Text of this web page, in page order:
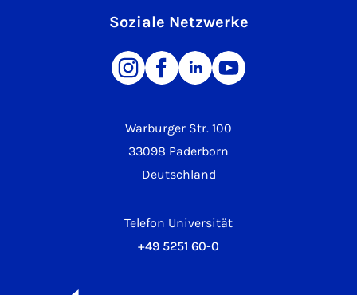
Warburger Str. 100
33098 Paderborn
Deutschland
Telefon Universität
+49 5251 60-0
Soziale Netzwerke